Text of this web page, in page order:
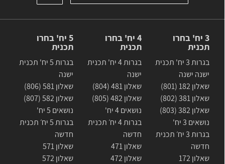
3 יח' בחרו
תכנית
בגרות 3 יח' תכנית
ישנה ישנה
שאלון 182 (801)
שאלון 381 (802)
שאלון 382 (803)
נושאים 3 יח'
בגרות 3 יח׳ תכנית
חדשה
שאלון 172
4 יח' בחרו
תכנית
בגרות 4 יח' תכנית
ישנה
שאלון 481 (804)
שאלון 482 (805)
נושאים 4 יח'
בגרות 4 יח׳ תכנית
חדשה
שאלון 471
שאלון 472
5 יח' בחרו
תכנית
בגרות 5 יח' תכנית
ישנה
שאלון 581 (806)
שאלון 582 (807)
נושאים 5 יח'
בגרות 5 יח׳ תכנית
חדשה
שאלון 571
שאלון 572